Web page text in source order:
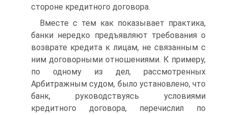
стороне кредитного договора.
Вместе с тем как показывает практика,
банки нередко предъявляют требования о
возврате кредита к лицам, не связанным с
ним договорными отношениями. К примеру,
по одному из дел, рассмотренных
Арбитражным судом, было установлено, что
банк, руководствуясь условиями
кредитного договора, перечислил по